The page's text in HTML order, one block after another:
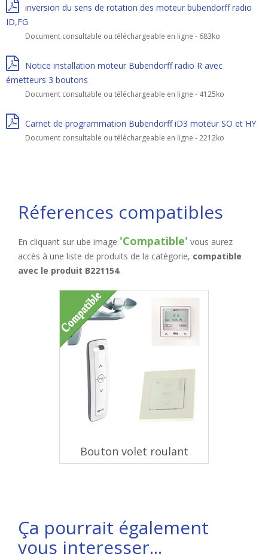
inversion du sens de rotation des moteur bubendorff radio
ID,FG
Document consultable ou téléchargeable en ligne - 683ko
Notice installation moteur Bubendorff radio R avec
émetteurs 3 boutons
Document consultable ou téléchargeable en ligne - 4125ko
Carnet de programmation Bubendorff iD3 moteur SO et HY
Document consultable ou téléchargeable en ligne - 2212ko
Réferences compatibles
En cliquant sur ube image 'Compatible' vous aurez
accès à une liste de produits de la catégorie, compatible
avec le produit B221154.
Bouton volet roulant
Ça pourrait également
vous interesser...